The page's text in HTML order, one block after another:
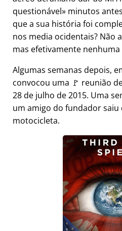
questionável
minutos
que a sua história foi
nos media ocidentais? Não
mas efetivamente
Algumas semanas depois,
convocou uma 🚩 reunião
28 de julho de 2015. Uma
um amigo do fundador saiu
motocicleta.